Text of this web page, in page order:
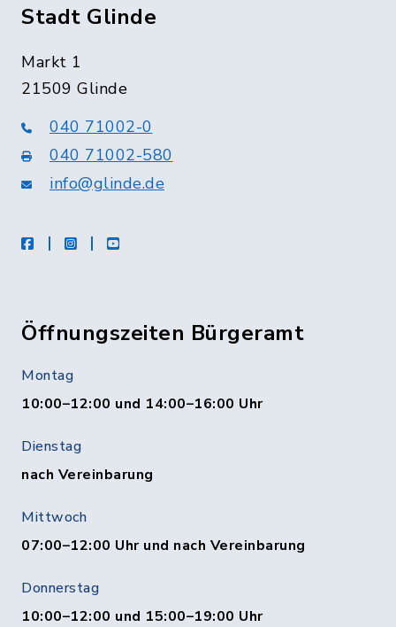
Stadt Glinde
Markt 1
21509 Glinde
040 71002-0
040 71002-580
info@glinde.de
facebookinstagramYoutube
Öffnungszeiten Bürgeramt
Montag
10:00–12:00 und 14:00–16:00 Uhr
Dienstag
nach Vereinbarung
Mittwoch
07:00–12:00 Uhr und nach Vereinbarung
Donnerstag
10:00–12:00 und 15:00–19:00 Uhr